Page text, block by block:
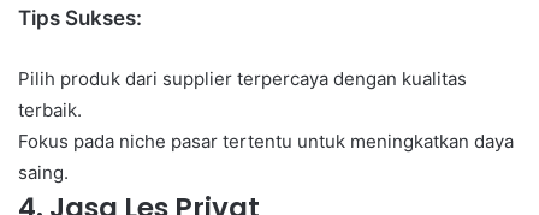
Tips Sukses:
Pilih produk dari supplier terpercaya dengan kualitas
terbaik.
Fokus pada niche pasar tertentu untuk meningkatkan daya
saing.